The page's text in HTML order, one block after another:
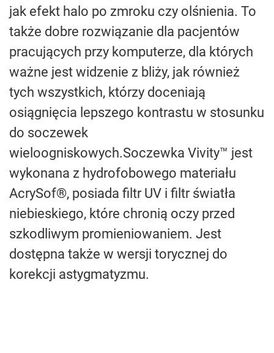
jak efekt halo po zmroku czy olśnienia. To
także dobre rozwiązanie dla pacjentów
pracujących przy komputerze, dla których
ważne jest widzenie z bliży, jak również
tych wszystkich, którzy doceniają
osiągnięcia lepszego kontrastu w stosunku
do soczewek
wieloogniskowych.Soczewka Vivity™ jest
wykonana z hydrofobowego materiału
AcrySof®, posiada filtr UV i filtr światła
niebieskiego, które chronią oczy przed
szkodliwym promieniowaniem. Jest
dostępna także w wersji torycznej do
korekcji astygmatyzmu.